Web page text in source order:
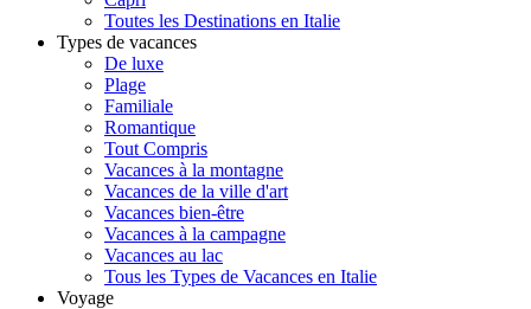
Toutes les Destinations en Italie
Types de vacances
De luxe
Plage
Familiale
Romantique
Tout Compris
Vacances à la montagne
Vacances de la ville d'art
Vacances bien-être
Vacances à la campagne
Vacances au lac
Tous les Types de Vacances en Italie
Voyage